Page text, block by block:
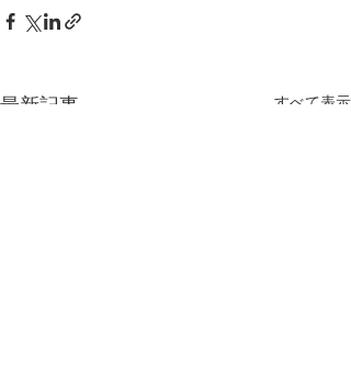
最新記事 すべて表示